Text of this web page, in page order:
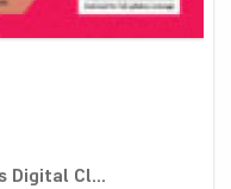
Digital Cl...